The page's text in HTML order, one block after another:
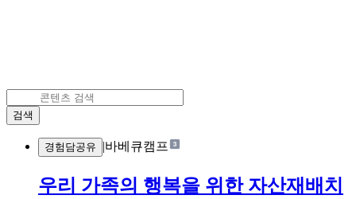
검색
경험담공유 |바베큐캠프
우리 가족의 행복을 위한 자산재배치